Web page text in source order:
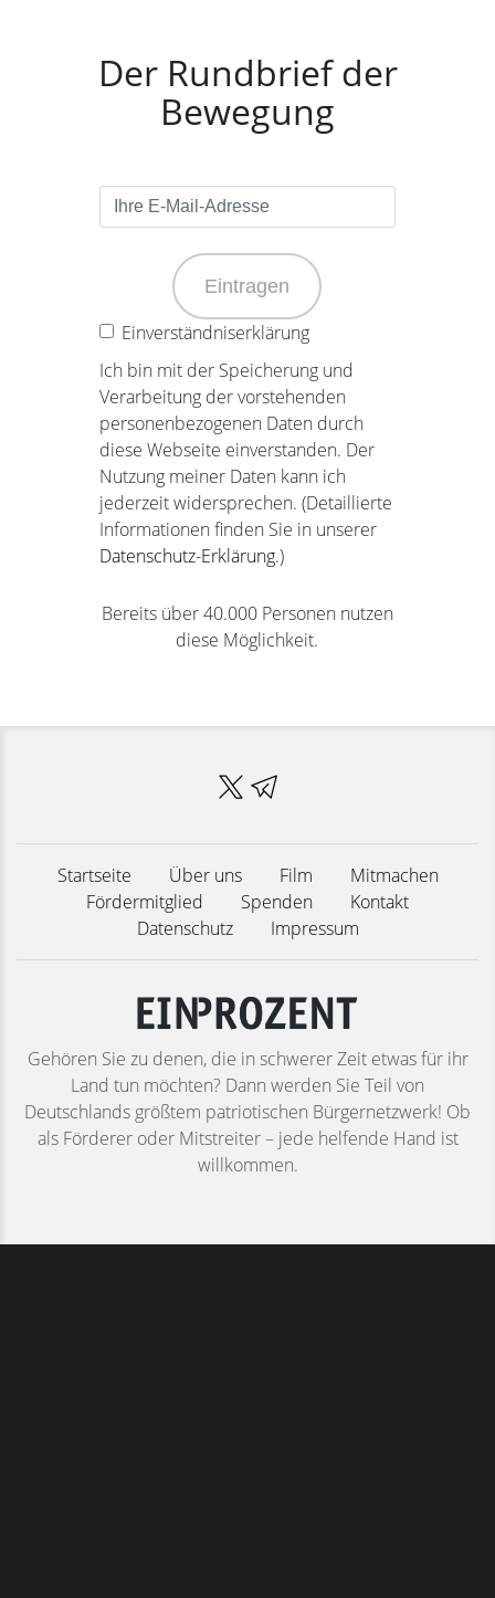
Der Rundbrief der
Bewegung
Eintragen
Einverständniserklärung
Ich bin mit der Speicherung und
Verarbeitung der vorstehenden
personenbezogenen Daten durch
diese Webseite einverstanden. Der
Nutzung meiner Daten kann ich
jederzeit widersprechen. (Detaillierte
Informationen finden Sie in unserer
Datenschutz-Erklärung.)
Bereits über 40.000 Personen nutzen
diese Möglichkeit.
Startseite Über uns Film
Mitmachen
Fördermitglied
Spenden
Kontakt
Datenschutz
Impressum
Gehören Sie zu denen, die in schwerer Zeit etwas für ihr
Land tun möchten? Dann werden Sie Teil von
Deutschlands größtem patriotischen Bürgernetzwerk! Ob
als Förderer oder Mitstreiter – jede helfende Hand ist
willkommen.